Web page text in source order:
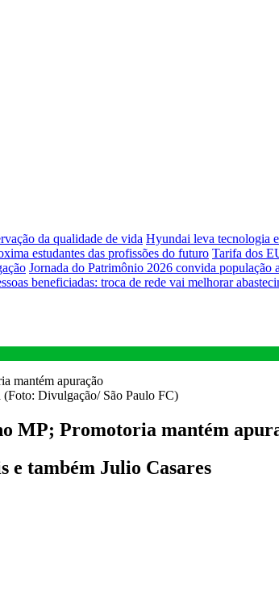
da qualidade de vida Hyundai leva tecnologia
estudantes das profissões do futuro Tarifa dos
Jornada do Patrimônio 2026 convida população
beneficiadas: troca de rede vai melhorar
(Foto: Divulgação/ São Paulo FC)
MP; Promotoria mantém
e também Julio Casares